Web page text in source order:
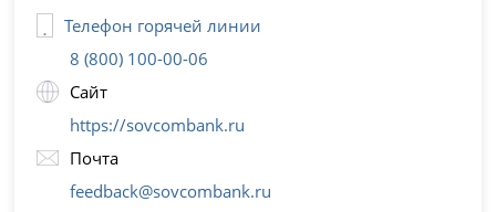
Телефон горячей линии
8 (800) 100-00-06
Сайт
https://sovcombank.ru
Почта
feedback@sovcombank.ru